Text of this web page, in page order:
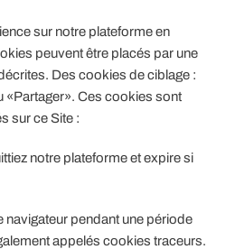
sur notre plateforme en
peuvent être placés par une
Des cookies de ciblage :
«Partager». Ces cookies sont
sur ce Site :
notre plateforme et expire si
pendant une période
appelés cookies traceurs.